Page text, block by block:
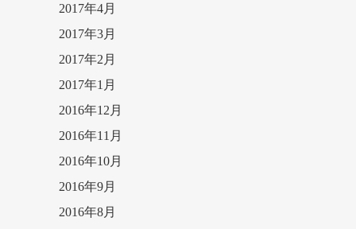
2017年4月
2017年3月
2017年2月
2017年1月
2016年12月
2016年11月
2016年10月
2016年9月
2016年8月